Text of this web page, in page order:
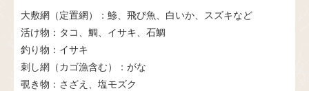
大敷網（定置網）：鯵、飛び魚、白いか、スズキなど
活け物：タコ、鯛、イサキ、石鯛
釣り物：イサキ
刺し網（カゴ漁含む）：がな
覗き物：さざえ、塩モズク